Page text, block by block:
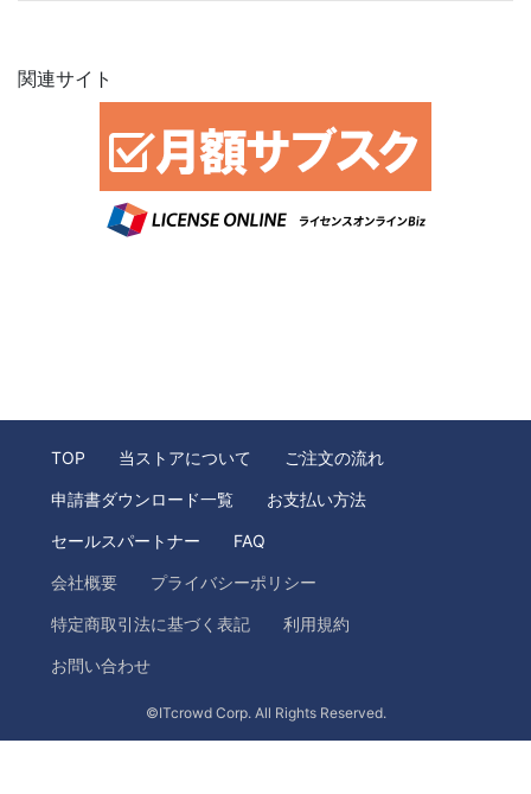
関連サイト
TOP 当ストアについて ご注文の流れ
申請書ダウンロード一覧 お支払い方法
セールスパートナー FAQ
会社概要 プライバシーポリシー
特定商取引法に基づく表記 利用規約
お問い合わせ
©ITcrowd Corp. All Rights Reserved.